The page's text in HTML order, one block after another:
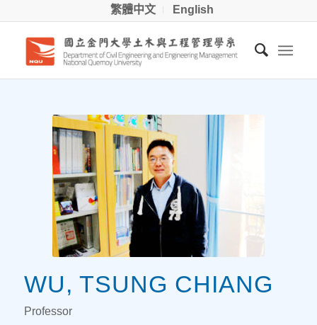
繁體中文 English
WU, TSUNG CHIANG
Professor